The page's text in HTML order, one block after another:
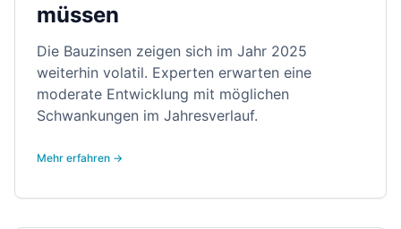
müssen
Die Bauzinsen zeigen sich im Jahr 2025
weiterhin volatil. Experten erwarten eine
moderate Entwicklung mit möglichen
Schwankungen im Jahresverlauf.
Mehr erfahren →